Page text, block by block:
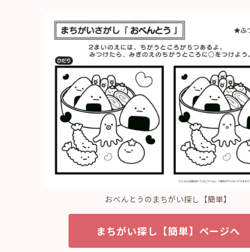
おべんとうのまちがい探し【簡単】
まちがい探し【簡単】ページへ